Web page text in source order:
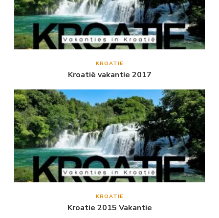
KROATIË
Kroatië vakantie 2017
KROATIË
Kroatie 2015 Vakantie